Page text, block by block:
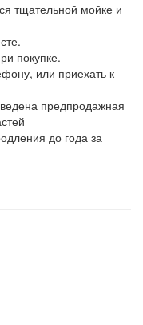
тщательной мойке и
покупке.
или приехать к
предпродажная
до года за